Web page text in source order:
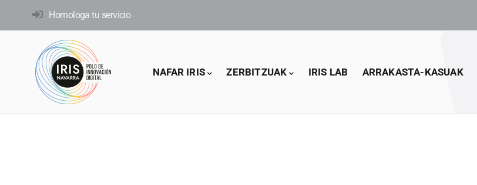
Homologa tu servicio
Main
NAFAR IRIS ZERBITZUAK IRIS LAB ARRAKASTA-KASUAK